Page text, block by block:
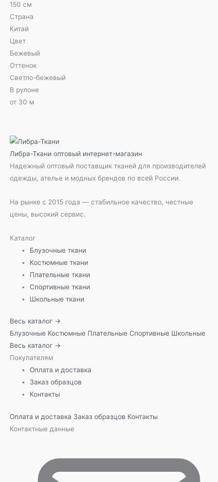
150 см
Страна
Китай
Цвет
Бежевый
Оттенок
Светло-бежевый
В рулоне
от 30 м
Либра-Ткани оптовый интернет-магазин
Надежный оптовый поставщик тканей для производителей
одежды, ателье и модных брендов по всей России.
На рынке с 2015 года — стабильное качество, честные
цены, высокий сервис.
Каталог
Блузочные ткани
Костюмные ткани
Плательные ткани
Спортивные ткани
Школьные ткани
Весь каталог →
Блузочные Костюмные Плательные Спортивные Школьные
Весь каталог →
Покупателям
Оплата и доставка
Заказ образцов
Контакты
Оплата и доставка Заказ образцов Контакты
Контактные данные